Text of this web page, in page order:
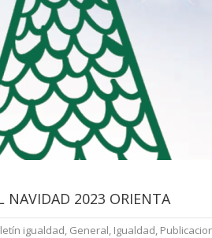
NAVIDAD 2023 ORIENTA
igualdad, General, Igualdad,